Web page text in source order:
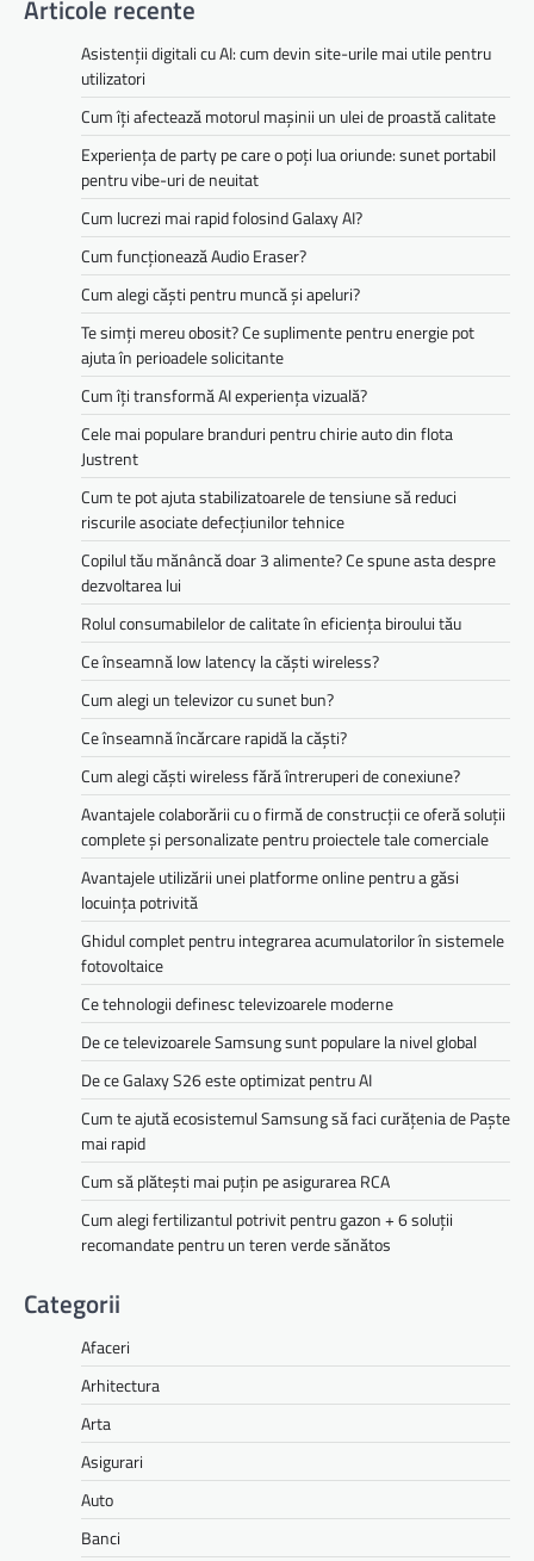
Articole recente
Asistenții digitali cu AI: cum devin site-urile mai utile pentru
utilizatori
Cum îți afectează motorul mașinii un ulei de proastă calitate
Experiența de party pe care o poți lua oriunde: sunet portabil
pentru vibe-uri de neuitat
Cum lucrezi mai rapid folosind Galaxy AI?
Cum funcționează Audio Eraser?
Cum alegi căști pentru muncă și apeluri?
Te simți mereu obosit? Ce suplimente pentru energie pot
ajuta în perioadele solicitante
Cum îți transformă AI experiența vizuală?
Cele mai populare branduri pentru chirie auto din flota
Justrent
Cum te pot ajuta stabilizatoarele de tensiune să reduci
riscurile asociate defecțiunilor tehnice
Copilul tău mănâncă doar 3 alimente? Ce spune asta despre
dezvoltarea lui
Rolul consumabilelor de calitate în eficiența biroului tău
Ce înseamnă low latency la căști wireless?
Cum alegi un televizor cu sunet bun?
Ce înseamnă încărcare rapidă la căști?
Cum alegi căști wireless fără întreruperi de conexiune?
Avantajele colaborării cu o firmă de construcții ce oferă soluții
complete și personalizate pentru proiectele tale comerciale
Avantajele utilizării unei platforme online pentru a găsi
locuința potrivită
Ghidul complet pentru integrarea acumulatorilor în sistemele
fotovoltaice
Ce tehnologii definesc televizoarele moderne
De ce televizoarele Samsung sunt populare la nivel global
De ce Galaxy S26 este optimizat pentru AI
Cum te ajută ecosistemul Samsung să faci curățenia de Paște
mai rapid
Cum să plătești mai puțin pe asigurarea RCA
Cum alegi fertilizantul potrivit pentru gazon + 6 soluții
recomandate pentru un teren verde sănătos
Categorii
Afaceri
Arhitectura
Arta
Asigurari
Auto
Banci